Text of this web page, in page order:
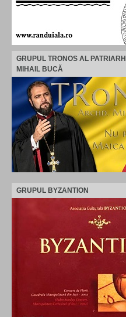
GRUPUL TRONOS AL
MIHAIL BUCĂ
GRUPUL BYZANTION